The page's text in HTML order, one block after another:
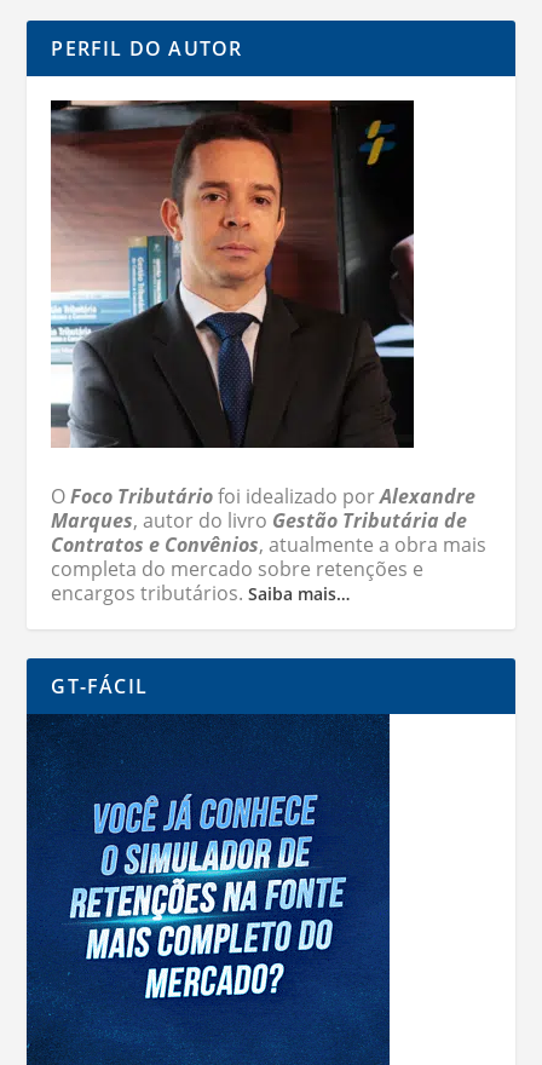
PERFIL DO AUTOR
OFoco Tributáriofoi idealizado porAlexandre
Marques, autor do livro Gestão Tributária de
Contratos e Convênios, atualmente a obra mais
completa do mercado sobre retenções e
encargos tributários.Saiba mais…
GT-FÁCIL